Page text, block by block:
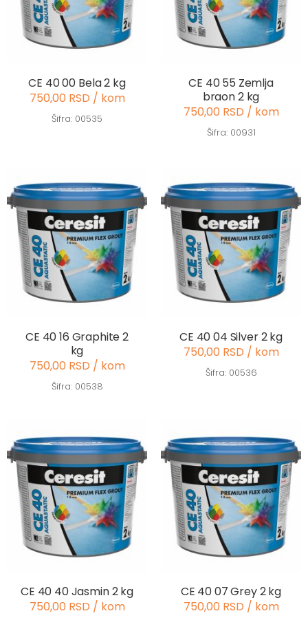
CE 40 00 Bela 2 kg
750,00 RSD / kom
Šifra: 00535
CE 40 55 Zemlja
braon 2 kg
750,00 RSD / kom
Šifra: 00931
CE 40 16 Graphite 2
kg
750,00 RSD / kom
Šifra: 00538
CE 40 04 Silver 2 kg
750,00 RSD / kom
Šifra: 00536
CE 40 40 Jasmin 2 kg
750,00 RSD / kom
CE 40 07 Grey 2 kg
750,00 RSD / kom